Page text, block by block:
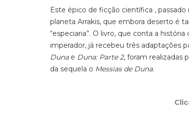
Este épico de ficção científica ,
planeta Arrakis, que embora deserto é
“especiaria”. O livro, que conta a
imperador, já recebeu três adaptações
Duna e Duna: Parte 2, foram realizadas
da sequela o Messias de Duna.